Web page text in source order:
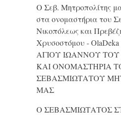
Ο Σεβ. Μητροπολίτης
στα ονομαστήρια του
Νικοπόλεως και
Χρυσοστόμου - OlaDeka
ΑΓΙΟΥ ΙΩΑΝΝΟΥ
ΚΑΙ ONΟΜΑΣΤΗΡΙΑ
ΣΕΒΑΣΜΙΩΤΑΤΟΥ
ΜΑΣ
Ο ΣΕΒΑΣΜΙΩΤΑΤΟΣ